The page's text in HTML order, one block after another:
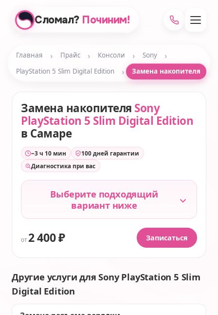
Сломал? Починим!
Главная › Прайс › Консоли › Sony ›
PlayStation 5 Slim Digital Edition › Замена накопителя
Замена накопителя Sony
PlayStation 5 Slim Digital Edition
в Самаре
~3 ч 10 мин
100 дней гарантии
Диагностика при вас
Выберите подходящий
вариант ниже
от 2 400 ₽ Записаться
Другие услуги для Sony PlayStation 5 Slim
Digital Edition